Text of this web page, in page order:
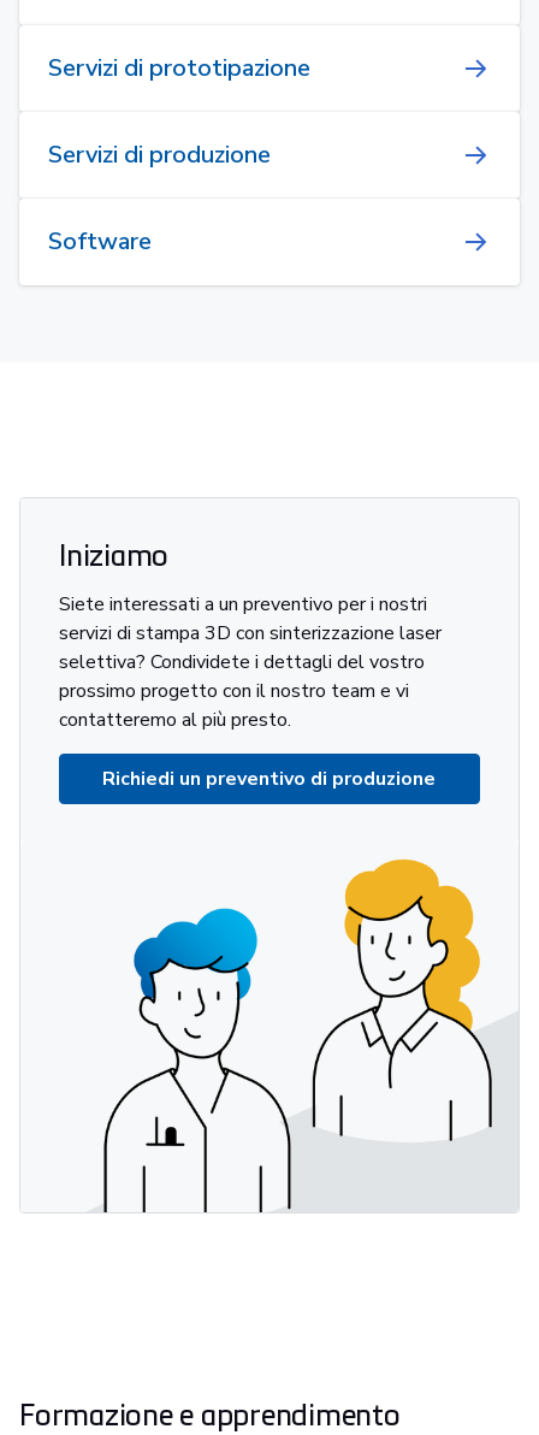
Servizi di prototipazione
Servizi di produzione
Software
Iniziamo
Siete interessati a un preventivo per i nostri
servizi di stampa 3D con sinterizzazione laser
selettiva? Condividete i dettagli del vostro
prossimo progetto con il nostro team e vi
contatteremo al più presto.
Richiedi un preventivo di produzione
Formazione e apprendimento